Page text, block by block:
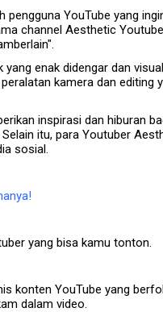
YouTube yang
channel Aesthetic
enak didengar dan
kamera dan editing
inspirasi dan hiburan
itu, para Youtuber
sosial.
yang bisa kamu tonton.
konten YouTube yang
dalam video.